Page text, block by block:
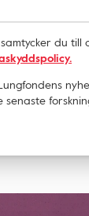
du
senaste